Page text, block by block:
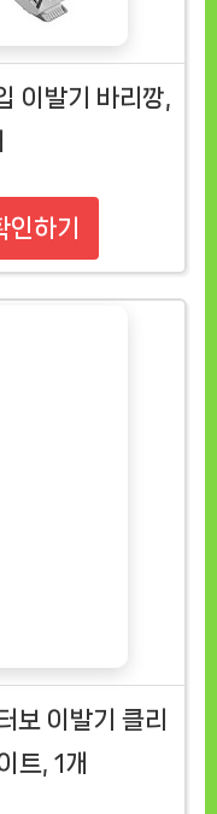
이발기 바리깡,
하기
보 이발기 클리
트, 1개